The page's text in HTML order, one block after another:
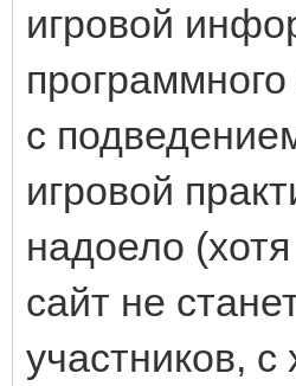
игровой
с
игровой
надоело
сайт не
участников,